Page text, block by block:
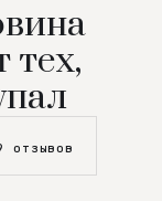
тех,
отзывов